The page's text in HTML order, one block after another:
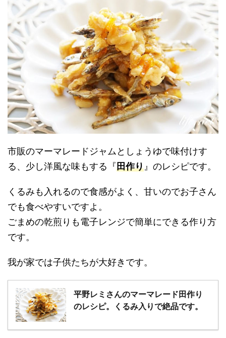
市販のマーマレードジャムとしょうゆで味付けす
る、少し洋風な味もする『田作り』のレシピです。
くるみも入れるので食感がよく、甘いのでお子さん
でも食べやすいですよ。
ごまめの乾煎りも電子レンジで簡単にできる作り方
です。
我が家では子供たちが大好きです。
平野レミさんのマーマレード田作り
のレシピ。くるみ入りで絶品です。